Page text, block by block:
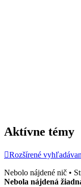
Aktívne témy
Rozšírené
Nebolo nájdené nič •
Nebola nájdená